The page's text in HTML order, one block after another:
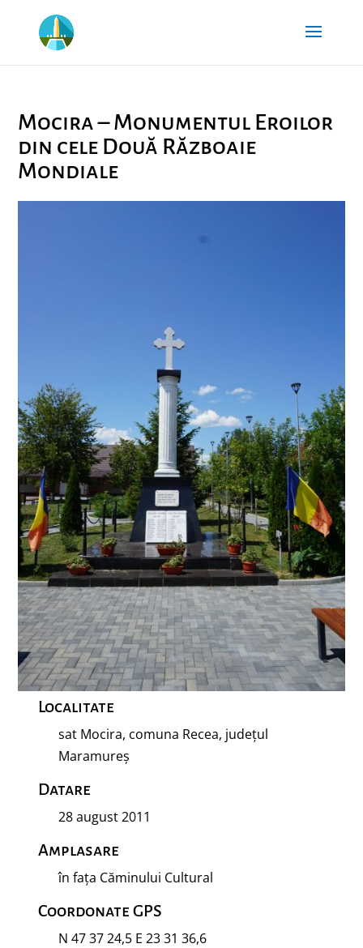
Mocira – Monumentul Eroilor
din cele Două Războaie
Mondiale
Localitate
sat Mocira, comuna Recea, județul
Maramureș
Datare
28 august 2011
Amplasare
în fața Căminului Cultural
Coordonate GPS
N 47 37 24,5 E 23 31 36,6